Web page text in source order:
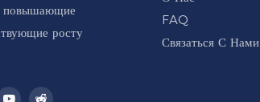
повышающие
росту
FAQ
Связаться С Нами